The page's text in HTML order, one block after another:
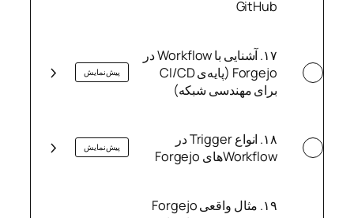
GitHub
۱۷. آشنایی با Workflow در
Forgejo (پایه‌ی CI/CD
برای مهندسی شبکه)
پیش‌نمایش
۱۸. انواع Trigger در
Workflowهای Forgejo
پیش‌نمایش
۱۹. مثال واقعی Forgejo